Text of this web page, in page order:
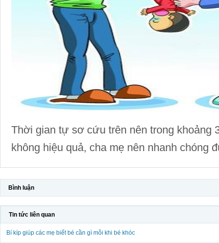
Thời gian tự sơ cứu trên nên trong khoảng
không hiệu quả, cha mẹ nên nhanh chóng
Bình luận
Tin tức liên quan
Bí kíp giúp các mẹ biết bé cần gì mỗi khi bé khóc